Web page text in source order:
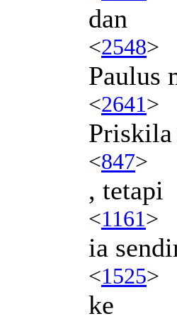
dan
<2548>
Paulus
<2641>
<847>
, tetapi
<1161>
ia
<1525>
ke